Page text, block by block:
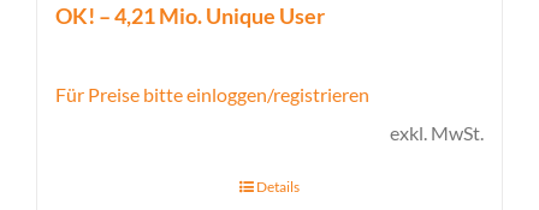
OK! – 4,21 Mio. Unique User
Für Preise bitte einloggen/registrieren
exkl. MwSt.
Details